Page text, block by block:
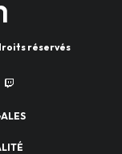
réservés